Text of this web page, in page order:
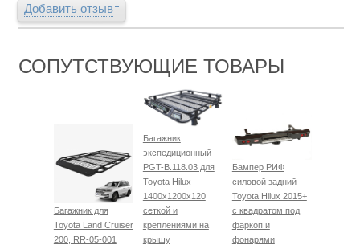
Добавить отзыв
СОПУТСТВУЮЩИЕ ТОВАРЫ
Багажник для
Toyota Land Cruiser
200, RR-05-001
Багажник
экспедиционный
PGT-B.118.03 для
Toyota Hilux
1400х1200х120
сеткой и
креплениями на
крышу
Бампер РИФ
силовой задний
Toyota Hilux 2015+
с квадратом под
фаркоп и
фонарями